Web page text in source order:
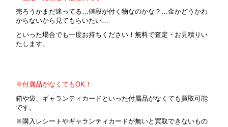
売ろうかまだ迷ってる…値段が付く物なのかな？…金かどうかわ
からないから見てもらいたい…
といった場合でも一度お持ちください！無料で査定・お見積りい
たします。
※付属品がなくてもOK！
箱や袋、ギャランティカードといった付属品がなくても買取可能
です。
※購入レシートやギャランティカードが無いと買取できないもの